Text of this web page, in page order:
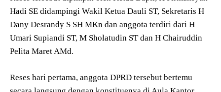
Hadi SE didampingi Wakil Ketua Dauli ST, Sekretaris H
Dany Desrandy S SH MKn dan anggota terdiri dari H
Umari Supiandi ST, M Sholatudin ST dan H Chairuddin
Pelita Maret AMd.
Reses hari pertama, anggota DPRD tersebut bertemu